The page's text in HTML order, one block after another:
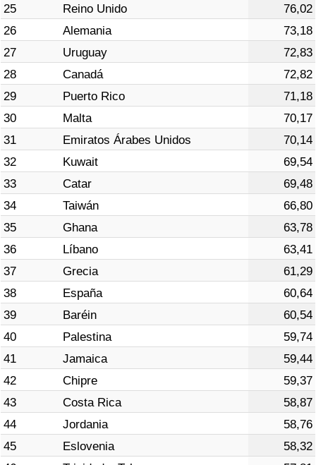
25
Reino Unido
76,02
26
Alemania
73,18
27
Uruguay
72,83
28
Canadá
72,82
29
Puerto Rico
71,18
30
Malta
70,17
31
Emiratos Árabes Unidos
70,14
32
Kuwait
69,54
33
Catar
69,48
34
Taiwán
66,80
35
Ghana
63,78
36
Líbano
63,41
37
Grecia
61,29
38
España
60,64
39
Baréin
60,54
40
Palestina
59,74
41
Jamaica
59,44
42
Chipre
59,37
43
Costa Rica
58,87
44
Jordania
58,76
45
Eslovenia
58,32